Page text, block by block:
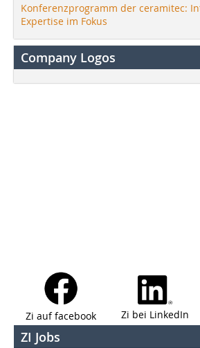
Konferenzprogramm der ceramitec:
Expertise im Fokus
Company Logos
Zi auf facebook Zi bei LinkedIn
ZI Jobs